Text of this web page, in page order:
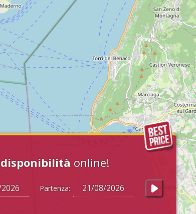
disponibilità online!
Partenza: